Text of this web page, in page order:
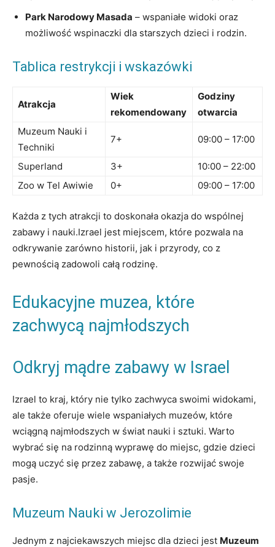
Park Narodowy Masada – wspaniałe widoki oraz
możliwość wspinaczki dla starszych dzieci i rodzin.
Tablica restrykcji i wskazówki
Atrakcja
Wiek
rekomendowany
Godziny
otwarcia
Muzeum Nauki i
Techniki
7+ 09:00 – 17:00
Superland 3+
10:00 – 22:00
Zoo w Tel Awiwie
0+ 09:00 – 17:00
Każda z tych atrakcji to doskonała okazja do wspólnej
zabawy i nauki.Izrael jest miejscem, które pozwala na
odkrywanie zarówno historii, jak i przyrody, co z
pewnością zadowoli całą rodzinę.
Edukacyjne muzea, które
zachwycą najmłodszych
Odkryj mądre zabawy w Israel
Izrael to kraj, który nie tylko zachwyca swoimi widokami,
ale także oferuje wiele wspaniałych muzeów, które
wciągną najmłodszych w świat nauki i sztuki. Warto
wybrać się na rodzinną wyprawę do miejsc, gdzie dzieci
mogą uczyć się przez zabawę, a także rozwijać swoje
pasje.
Muzeum Nauki w Jerozolimie
Jednym z najciekawszych miejsc dla dzieci jest Muzeum